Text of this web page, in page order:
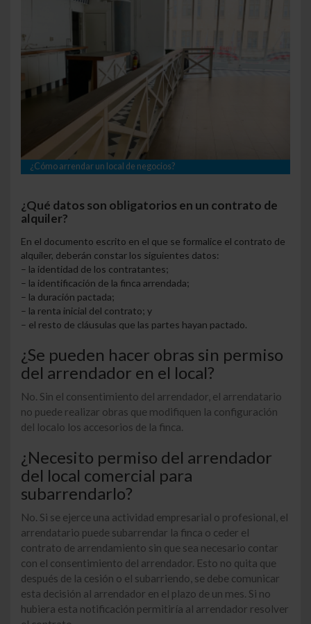
¿Cómo arrendar un local de negocios?
¿Qué datos son obligatorios en un contrato de
alquiler?
En el documento escrito en el que se formalice el contrato de
alquiler, deberán constar los siguientes datos:
– la identidad de los contratantes;
– la identificación de la finca arrendada;
– la duración pactada;
– la renta inicial del contrato; y
– el resto de cláusulas que las partes hayan pactado.
¿Se pueden hacer obras sin permiso
del arrendador en el local?
No. Sin el consentimiento del arrendador, el arrendatario
no puede realizar obras que modifiquen la configuración
del localo los accesorios de la finca.
¿Necesito permiso del arrendador
del local comercial para
subarrendarlo?
No. Si se ejerce una actividad empresarial o profesional, el
arrendatario puede subarrendar la finca o ceder el
contrato de arrendamiento sin que sea necesario contar
con el consentimiento del arrendador. Esto no quita que
después de la cesión o el subarriendo, se debe comunicar
esta decisión al arrendador en el plazo de un mes. Si no
hubiera esta notificación permitiría al arrendador resolver